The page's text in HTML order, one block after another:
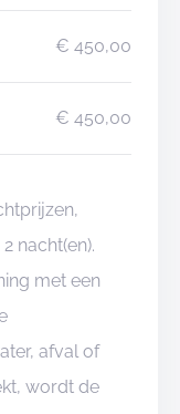
€ 450,00
€ 450,00
nacht(en).
met een
afval of
wordt de